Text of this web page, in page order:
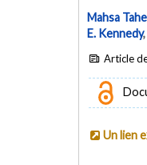
Mahsa
E. Kennedy,
Article
Un lien